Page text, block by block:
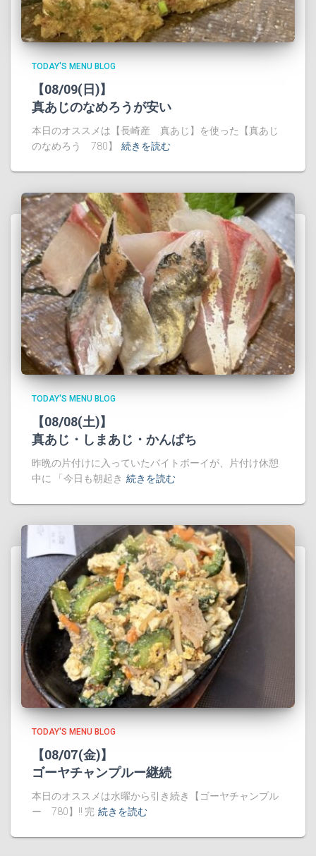
TODAY'S MENU BLOG
【08/09(日)】
真あじのなめろうが安い
本日のオススメは【長崎産 真あじ】を使った【真あじ
のなめろう 780】
続きを読む
TODAY'S MENU BLOG
【08/08(土)】
真あじ・しまあじ・かんぱち
昨晩の片付けに入っていたバイトボーイが、片付け休憩
中に 「今日も朝起き 続きを読む
TODAY'S MENU BLOG
【08/07(金)】
ゴーヤチャンプルー継続
本日のオススメは水曜から引き続き【ゴーヤチャンプル
ー 780】!! 完 続きを読む